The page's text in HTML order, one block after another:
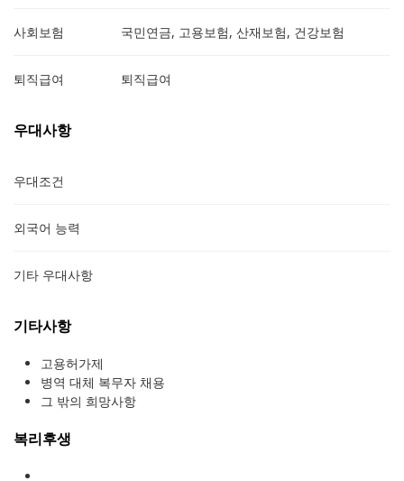
사회보험 국민연금, 고용보험, 산재보험, 건강보험
퇴직급여 퇴직급여
우대사항
우대조건
외국어 능력
기타 우대사항
기타사항
고용허가제
병역 대체 복무자 채용
그 밖의 희망사항
복리후생